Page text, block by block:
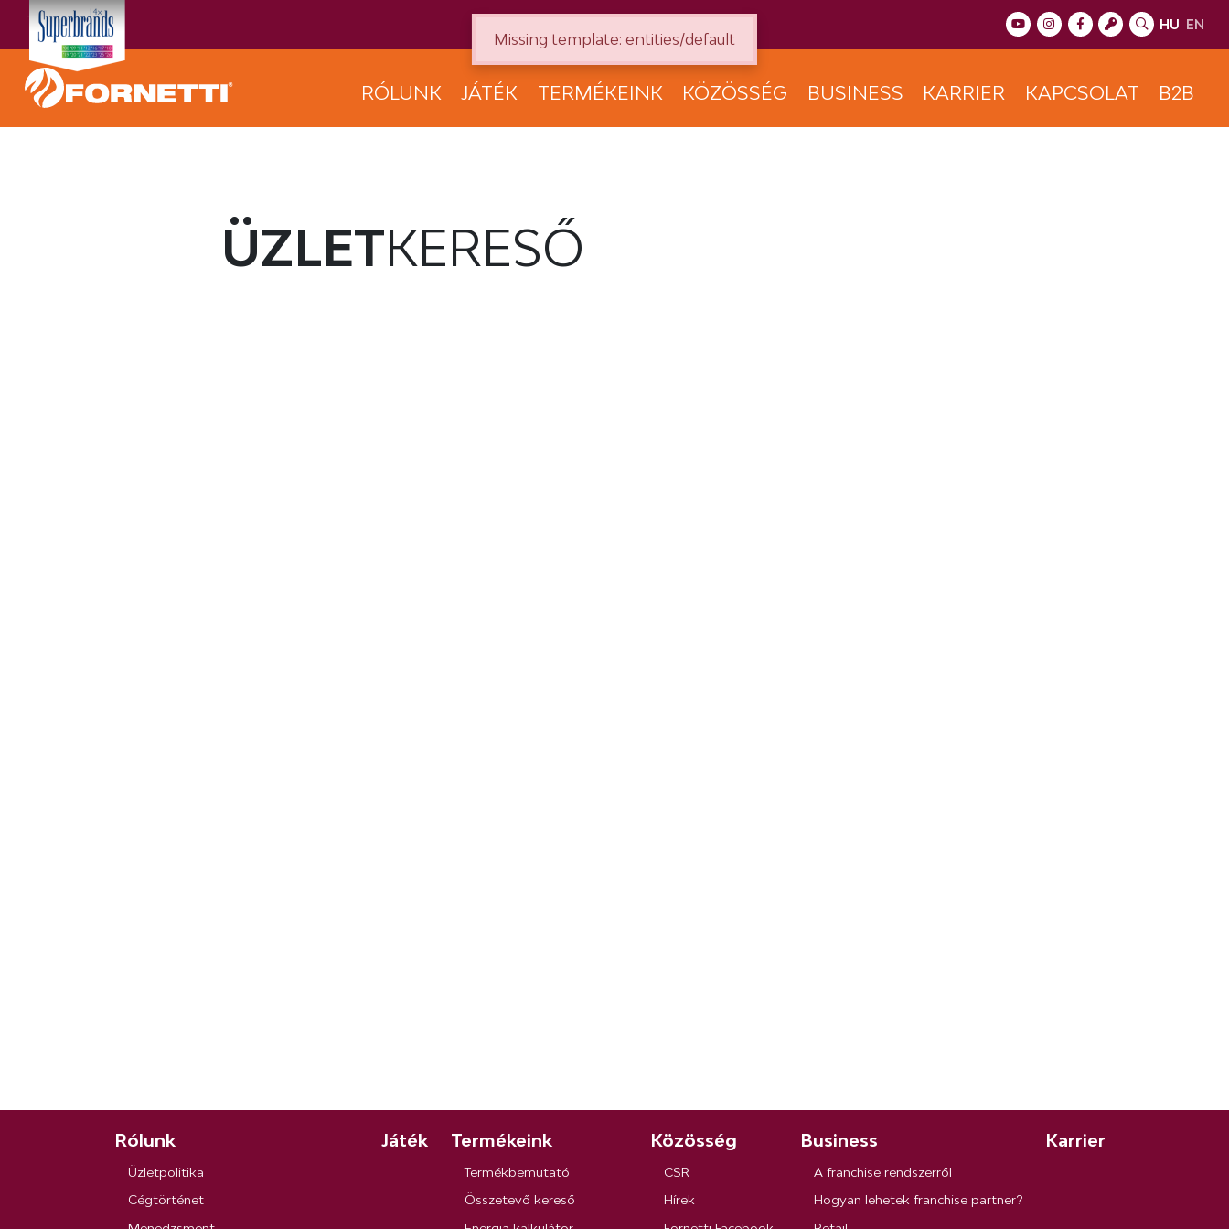
HU EN
RÓLUNK JÁTÉK TERMÉKEINK KÖZÖSSÉG BUSINESS KARRIER KAPCSOLAT B2B
ÜZLETKERESŐ
Rólunk
Üzletpolitika
Cégtörténet
Játék Termékeink
Termékbemutató
Összetevő kereső
Közösség
CSR
Hírek
Business
A franchise rendszerről
Hogyan lehetek franchise partner?
Karrier
Missing template: entities/default